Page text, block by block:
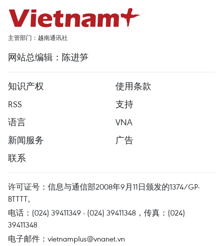
主管部门：越南通讯社
网站总编辑：陈进笋
知识产权
使用条款
RSS
支持
语言
VNA
新闻服务
广告
联系
许可证号：信息与通信部2008年9月11日颁发的1374/GP-
BTTTT。
电话：(024) 39411349 - (024) 39411348，传真：(024)
39411348
电子邮件： vietnamplus@vnanet.vn